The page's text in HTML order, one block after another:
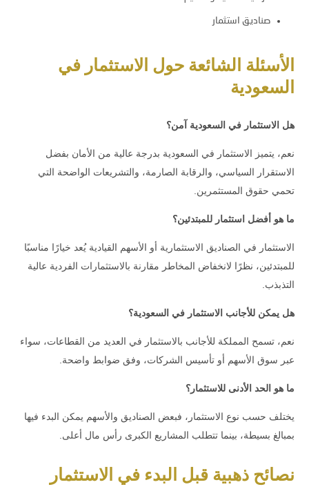
صناديق استثمار
الأسئلة الشائعة حول الاستثمار في
السعودية
هل الاستثمار في السعودية آمن؟
نعم، يتميز الاستثمار في السعودية بدرجة عالية من الأمان بفضل
الاستقرار السياسي، والرقابة الصارمة، والتشريعات الواضحة التي
تحمي حقوق المستثمرين.
ما هو أفضل استثمار للمبتدئين؟
الاستثمار في الصناديق الاستثمارية أو الأسهم القيادية يُعد خيارًا مناسبًا
للمبتدئين، نظرًا لانخفاض المخاطر مقارنة بالاستثمارات الفردية عالية
التذبذب.
هل يمكن للأجانب الاستثمار في السعودية؟
نعم، تسمح المملكة للأجانب بالاستثمار في العديد من القطاعات، سواء
عبر سوق الأسهم أو تأسيس الشركات، وفق ضوابط واضحة.
ما هو الحد الأدنى للاستثمار؟
يختلف حسب نوع الاستثمار، فبعض الصناديق والأسهم يمكن البدء فيها
بمبالغ بسيطة، بينما تتطلب المشاريع الكبرى رأس مال أعلى.
نصائح ذهبية قبل البدء في الاستثمار